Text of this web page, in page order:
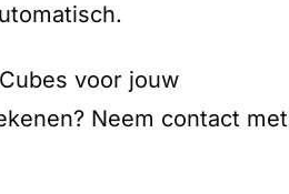
voor jouw
Neem contact met